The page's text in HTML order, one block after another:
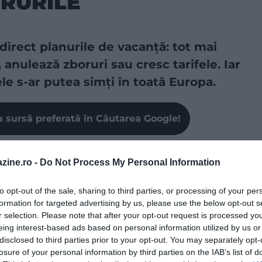
- Do Not Process My Personal Information
opt-out of the sale, sharing to third parties, or processing of your
for targeted advertising by us, please use the below opt-out
selection. Please note that after your opt-out request is processed
interest-based ads based on personal information utilized by us
to third parties prior to your opt-out. You may separately
of your personal information by third parties on the IAB’s list of
planurile de vacanță: tot mai
zboruri sau cresc tarifele. Iar
s-ar putea simți în toată Europa.
sursă preferată în Căutarea Google!
după izbucnirea crizei combustibilului pentru
Potrivit Express, în ultimele săptămâni,13
pentru a limita pierderile.
curse spre Orientul Mijlociu, și AirAsia X, care a
Air Canada a eliminat patru dintre cele 38 de
pentru perioada 1 iunie–25 octombrie. Air New
iar Asiana Airlines a eliminat 22 de zboruri